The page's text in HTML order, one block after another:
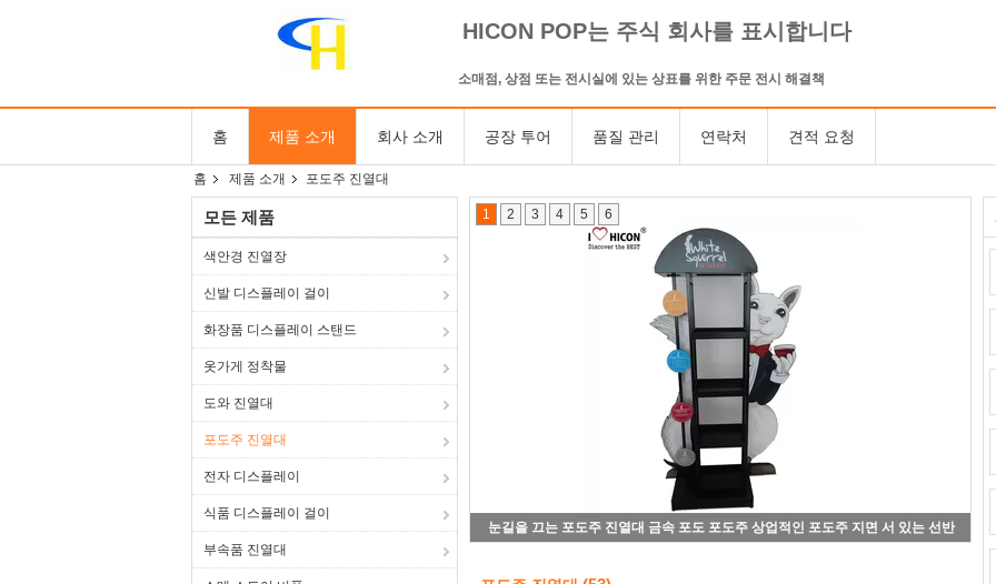
HICON POP는 주식 회사를 표시합니다
소매점, 상점 또는 전시실에 있는 상표를 위한 주문 전시 해결책
홈 제품 소개 회사 소개 공장 투어 품질 관리 연락처 견적 요청
홈 제품 소개 포도주 진열대
모든 제품
색안경 진열장
신발 디스플레이 걸이
화장품 디스플레이 스탠드
옷가게 정착물
도와 진열대
포도주 진열대
전자 디스플레이
식품 디스플레이 걸이
부속품 진열대
소매 점포를 위한 상업적 금속 배선 라운드 바닥 3 층 포도주 디스플레이 걸이
1 2 3 4 5 6